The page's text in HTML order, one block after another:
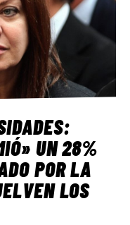
UN 28%
POR LA
LOS